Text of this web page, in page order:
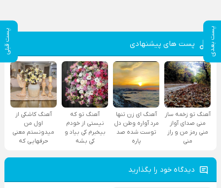
پست بعدی پست قبلی پست های پیشنهادی
آهنگ تو زخمه ساز
منی صدای آواز
منی رمز من و راز
منی
آهنگ ای زن تنها
مرد آواره وطن دل
توست شده صد
پاره
آهنگ تو که
نیستی از خودم
بیخبرم کی بیاد و
کی بشه
آهنگ کاشکی از
اول من
میدونستم معنی
حرفهایی که
دیدگاه خود را بگذارید